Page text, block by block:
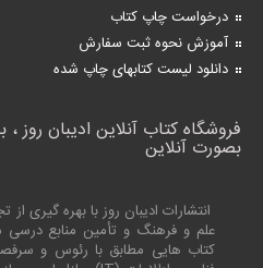
درخواست چاپ کتاب
آموزش نحوه ثبت سفارش
دانلود لیست کتابهای چاپ شده
فروشگاه کتاب آنلاین ادیبان روز
بصورت آنلاین
انتشارات ادیبان روز با بهره گیری
علم و فرهنگ و تأمین منابع
کتاب هایی مطابق با رئوس و